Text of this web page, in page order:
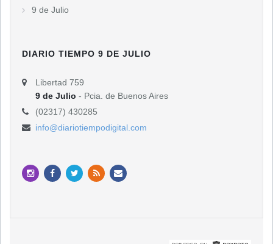
9 de Julio
DIARIO TIEMPO 9 DE JULIO
Libertad 759
9 de Julio - Pcia. de Buenos Aires
(02317) 430285
info@diariotiempodigital.com